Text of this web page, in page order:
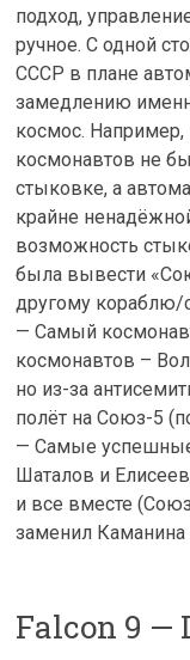
подход,
ручное. С одной
СССР в плане
замедлению
космос. Например,
космонавтов не
стыковке, а
крайне
возможность
была вывести
другому кораблю/
— Самый
космонавтов –
но из-за
полёт на Союз-5
— Самые
Шаталов и
и все вместе
заменил Каманина
Falcon 9 —